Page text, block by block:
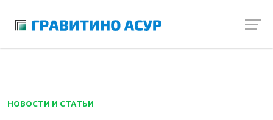
НОВОСТИ И СТАТЬИ